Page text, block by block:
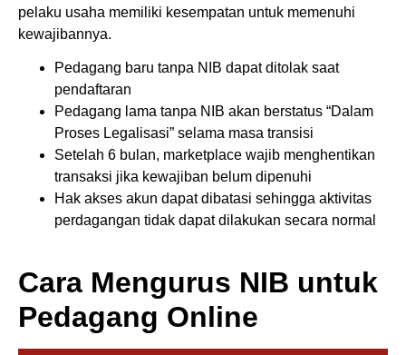
pelaku usaha memiliki kesempatan untuk memenuhi
kewajibannya.
Pedagang baru tanpa NIB dapat ditolak saat
pendaftaran
Pedagang lama tanpa NIB akan berstatus “Dalam
Proses Legalisasi” selama masa transisi
Setelah 6 bulan, marketplace wajib menghentikan
transaksi jika kewajiban belum dipenuhi
Hak akses akun dapat dibatasi sehingga aktivitas
perdagangan tidak dapat dilakukan secara normal
Cara Mengurus NIB untuk
Pedagang Online